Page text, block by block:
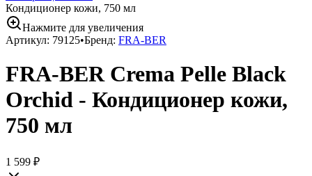
Кондиционер кожи, 750 мл
Нажмите для увеличения
Артикул: 79125•Бренд: FRA-BER
FRA-BER Crema Pelle Black
Orchid - Кондиционер кожи,
750 мл
1 599 ₽